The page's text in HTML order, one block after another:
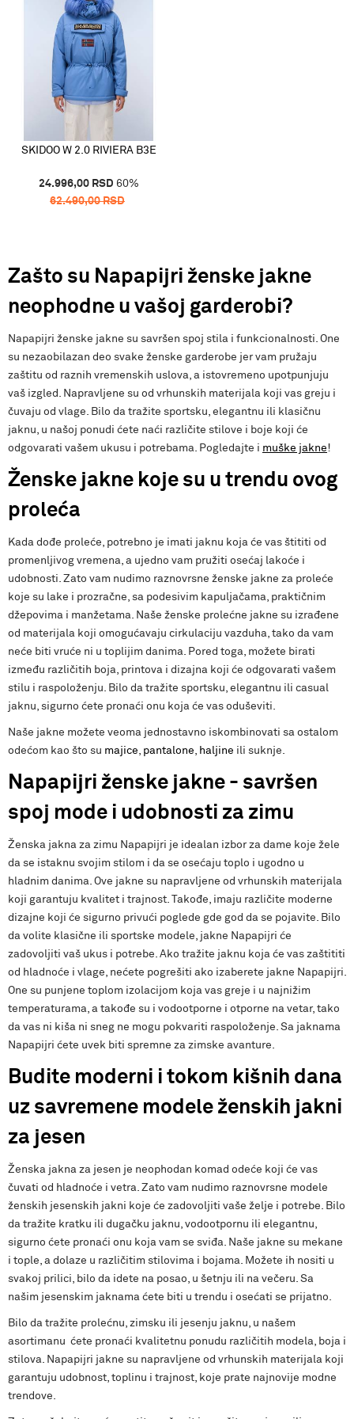
SKIDOO W 2.0 RIVIERA B3E
24.996,00 RSD 60%
62.490,00RSD
Zašto su Napapijri ženske jakne
neophodne u vašoj garderobi?
Napapijri ženske jakne su savršen spoj stila i funkcionalnosti. One
su nezaobilazan deo svake ženske garderobe jer vam pružaju
zaštitu od raznih vremenskih uslova, a istovremeno upotpunjuju
vaš izgled. Napravljene su od vrhunskih materijala koji vas greju i
čuvaju od vlage. Bilo da tražite sportsku, elegantnu ili klasičnu
jaknu, u našoj ponudi ćete naći različite stilove i boje koji će
odgovarati vašem ukusu i potrebama. Pogledajte i muške jakne!
Ženske jakne koje su u trendu ovog
proleća
Kada dođe proleće, potrebno je imati jaknu koja će vas štititi od
promenljivog vremena, a ujedno vam pružiti osećaj lakoće i
udobnosti. Zato vam nudimo raznovrsne ženske jakne za proleće
koje su lake i prozračne, sa podesivim kapuljačama, praktičnim
džepovima i manžetama. Naše ženske prolećne jakne su izrađene
od materijala koji omogućavaju cirkulaciju vazduha, tako da vam
neće biti vruće ni u toplijim danima. Pored toga, možete birati
između različitih boja, printova i dizajna koji će odgovarati vašem
stilu i raspoloženju. Bilo da tražite sportsku, elegantnu ili casual
jaknu, sigurno ćete pronaći onu koja će vas oduševiti.
Naše jakne možete veoma jednostavno iskombinovati sa ostalom
odećom kao što su majice, pantalone, haljine ili suknje.
Napapijri ženske jakne - savršen
spoj mode i udobnosti za zimu
Ženska jakna za zimu Napapijri je idealan izbor za dame koje žele
da se istaknu svojim stilom i da se osećaju toplo i ugodno u
hladnim danima. Ove jakne su napravljene od vrhunskih materijala
koji garantuju kvalitet i trajnost. Takođe, imaju različite moderne
dizajne koji će sigurno privući poglede gde god da se pojavite. Bilo
da volite klasične ili sportske modele, jakne Napapijri će
zadovoljiti vaš ukus i potrebe. Ako tražite jaknu koja će vas zaštititi
od hladnoće i vlage, nećete pogrešiti ako izaberete jakne Napapijri.
One su punjene toplom izolacijom koja vas greje i u najnižim
temperaturama, a takođe su i vodootporne i otporne na vetar, tako
da vas ni kiša ni sneg ne mogu pokvariti raspoloženje. Sa jaknama
Napapijri ćete uvek biti spremne za zimske avanture.
Budite moderni i tokom kišnih dana
uz savremene modele ženskih jakni
za jesen
Ženska jakna za jesen je neophodan komad odeće koji će vas
čuvati od hladnoće i vetra. Zato vam nudimo raznovrsne modele
ženskih jesenskih jakni koje će zadovoljiti vaše želje i potrebe. Bilo
da tražite kratku ili dugačku jaknu, vodootpornu ili elegantnu,
sigurno ćete pronaći onu koja vam se sviđa. Naše jakne su mekane
i tople, a dolaze u različitim stilovima i bojama. Možete ih nositi u
svakoj prilici, bilo da idete na posao, u šetnju ili na večeru. Sa
našim jesenskim jaknama ćete biti u trendu i osećati se prijatno.
Bilo da tražite prolećnu, zimsku ili jesenju jaknu, u našem
asortimanu ćete pronaći kvalitetnu ponudu različitih modela, boja i
stilova. Napapijri jakne su napravljene od vrhunskih materijala koji
garantuju udobnost, toplinu i trajnost, koje prate najnovije modne
trendove.